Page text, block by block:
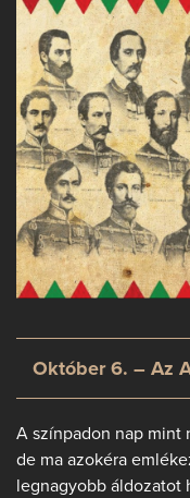
Október 6. – Az
A színpadon nap mint
de ma azokéra
legnagyobb áldozatot